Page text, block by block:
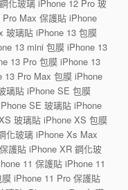
化玻璃 iPhone 12 Pro 玻
Max 保護貼 iPhone
玻璃貼 iPhone 13 包膜
13 mini 包膜 iPhone 13
13 Pro 包膜 iPhone 13
13 Pro Max 包膜 iPhone
璃貼 iPhone SE 包膜
SE 玻璃貼 iPhone
玻璃貼 iPhone XS 包膜
化玻璃 iPhone Xs Max
護貼 iPhone XR 鋼化玻
11 保護貼 iPhone 11
iPhone 11 Pro 保護貼